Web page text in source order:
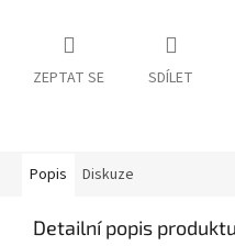
ZEPTAT SE SDÍLET
Popis Diskuze
Detailní popis produktu